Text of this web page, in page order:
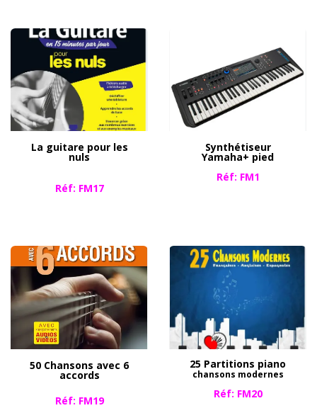
La guitare pour les
nuls
Réf: FM17
Synthétiseur
Yamaha+ pied
​​Réf: FM1
50 Chansons avec 6
accords
​​​Réf: FM19
25 Partitions piano
chansons modernes
Réf: FM20